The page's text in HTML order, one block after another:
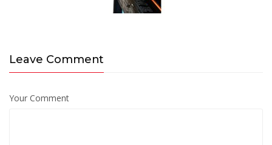
Leave Comment
Your Comment